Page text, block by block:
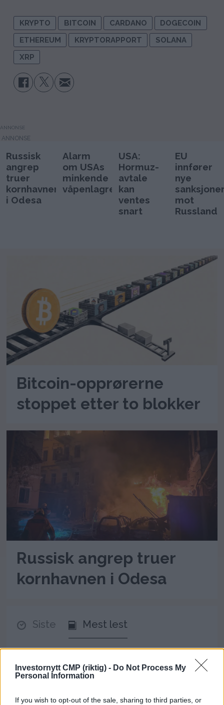
Investornytt CMP (riktig) - Do Not Process My
Personal Information
If you wish to opt-out of the sale, sharing to third parties, or
KRYPTO BITCOIN CARDANO
DOGECOIN
ETHEREUM
KRYPTORAPPORT
SOLANA
XRP
ANNONSE
Russisk
angrep
truer
kornhavnen
i Odesa
Alarm
om USAs
minkende
våpenlagre
USA:
Hormuz-
avtale
kan
ventes
snart
EU
innfører
nye
mot
Russland
Bitcoin-opprørerne
stoppet etter to blokker
Russisk angrep truer
kornhavnen i Odesa
Siste Mest lest
Lubna Jafferys VM-reise
kostet 136.778 kroner –